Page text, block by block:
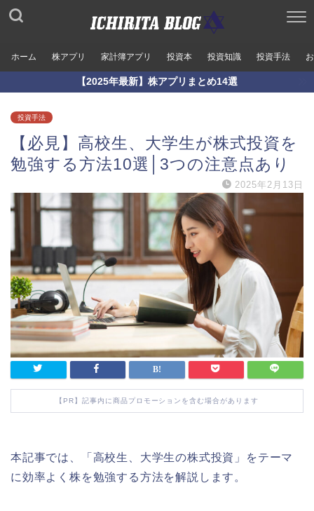
ホーム 株アプリ 家計簿アプリ 投資本 投資知識 投資手法
【2025年最新】株アプリまとめ14選
投資手法
【必見】高校生、大学生が株式投資を
勉強する方法10選│3つの注意点あり
2025年2月13日
【PR】記事内に商品プロモーションを含む場合があります
本記事では、「高校生、大学生の株式投資」をテーマ
に効率よく株を勉強する方法を解説します。